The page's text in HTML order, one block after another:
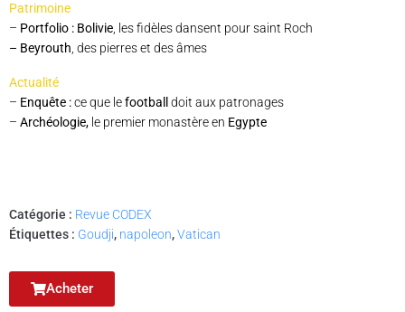
Patrimoine
– Portfolio : Bolivie, les fidèles dansent pour saint Roch
– Beyrouth, des pierres et des âmes
Actualité
– Enquête :ce que lefootball
doit aux patronages
– Archéologie, le premier monastère en Egypte
Catégorie : Revue CODEX
Étiquettes : Goudji, napoleon,Vatican
Acheter